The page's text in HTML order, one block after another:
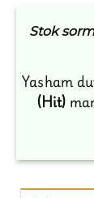
Stok
Yasham
(Hit)